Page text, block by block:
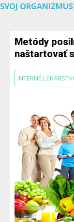
SVOJ
Metódy
naštartovať
INTERNÉ